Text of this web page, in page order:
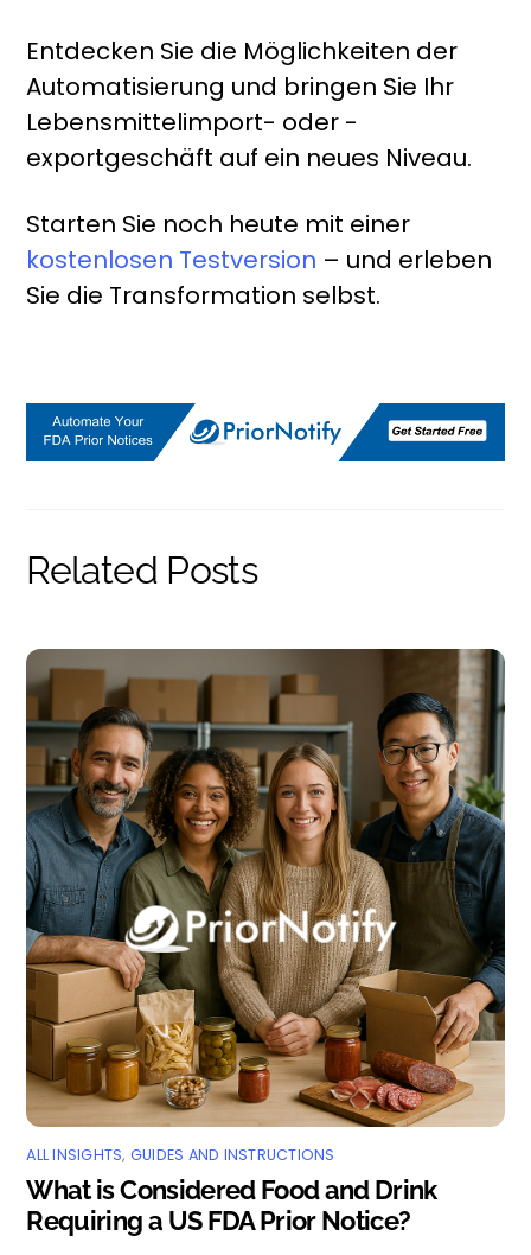
Entdecken Sie die Möglichkeiten der
Automatisierung und bringen Sie Ihr
Lebensmittelimport- oder -
exportgeschäft auf ein neues Niveau.
Starten Sie noch heute mit einer
kostenlosen Testversion – und erleben
Sie die Transformation selbst.
Related Posts
ALL INSIGHTS, GUIDES AND INSTRUCTIONS
What is Considered Food and Drink
Requiring a US FDA Prior Notice?